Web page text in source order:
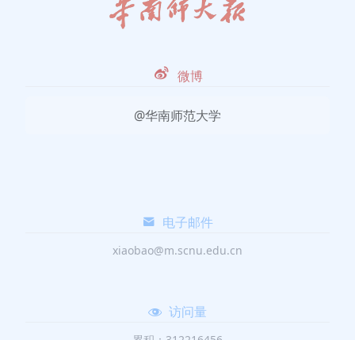
微博
@华南师范大学
电子邮件
xiaobao@m.scnu.edu.cn
访问量